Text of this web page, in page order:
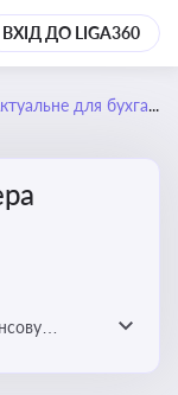
ВХІД ДО LIGA360
для бухгалтера